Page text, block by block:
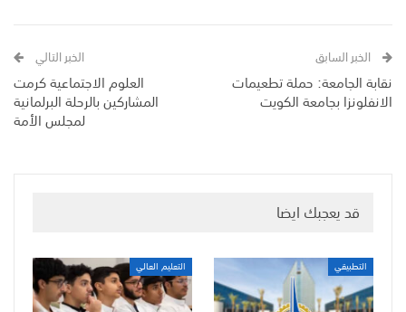
الخبر السابق
نقابة الجامعة: حملة تطعيمات
الانفلونزا بجامعة الكويت
الخبر التالي
العلوم الاجتماعية كرمت
المشاركين بالرحلة البرلمانية
لمجلس الأمة
قد يعجبك ايضا
التطبيقي التعليم العالي